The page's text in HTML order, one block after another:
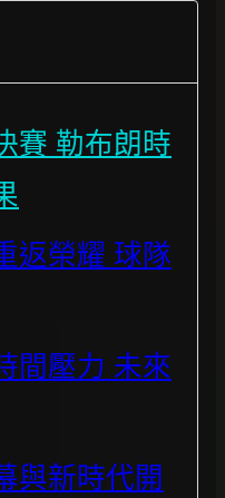
賽 勒布朗時
返榮耀 球隊
間壓力 未來
與新時代開